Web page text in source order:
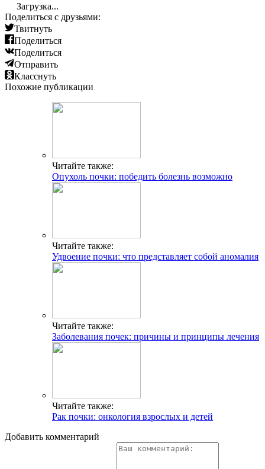
Загрузка...
Поделиться с друзьями:
Твитнуть
Поделиться
Поделиться
Отправить
Класснуть
Похожие публикации
Читайте также:
Опухоль почки: победить болезнь возможно
Читайте также:
Удвоение почки: что представляет собой аномалия
Читайте также:
Заболевания почек: причины и принципы лечения
Читайте также:
Рак почки: онкология взрослых и детей
Добавить комментарий